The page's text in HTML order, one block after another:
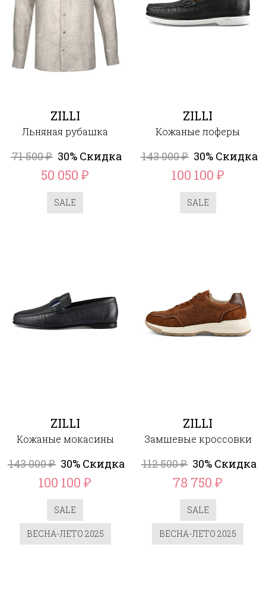
ZILLI
Льняная рубашка
71 500₽ 30% Скидка
50 050₽
SALE
ZILLI
Кожаные лоферы
143 000₽ 30% Скидка
100 100 ₽
SALE
ZILLI
Кожаные мокасины
143 000₽ 30% Скидка
100 100₽
SALE
ВЕСНА-ЛЕТО 2025
ZILLI
Замшевые кроссовки
112 500₽ 30% Скидка
78 750₽
SALE
ВЕСНА-ЛЕТО 2025